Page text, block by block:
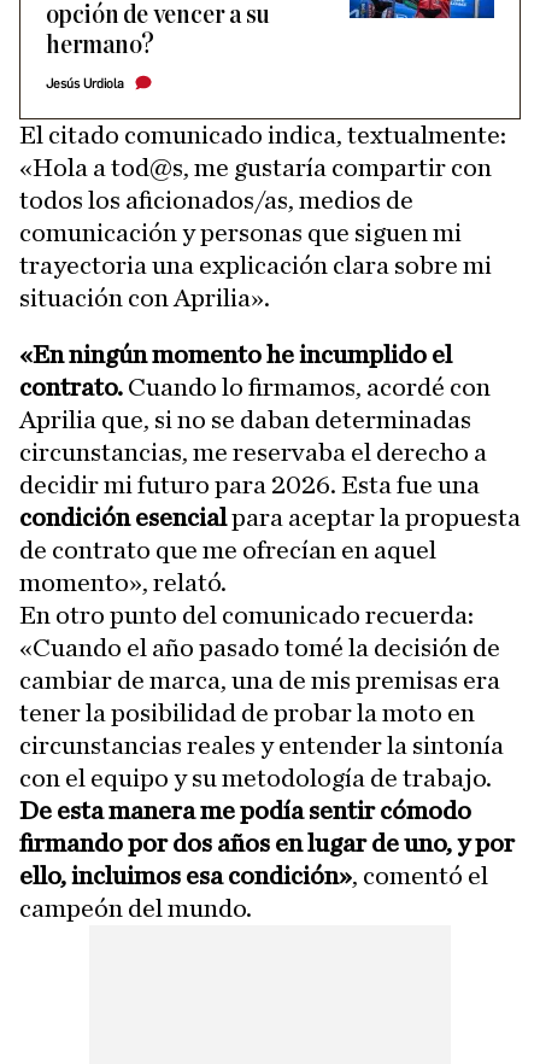
opción de vencer a su
hermano?
Jesús Urdiola
El citado comunicado indica, textualmente:
«Hola a tod@s, me gustaría compartir con
todos los aficionados/as, medios de
comunicación y personas que siguen mi
trayectoria una explicación clara sobre mi
situación con Aprilia».
«En ningún momento he incumplido el
contrato. Cuando lo firmamos, acordé con
Aprilia que, si no se daban determinadas
circunstancias, me reservaba el derecho a
decidir mi futuro para 2026. Esta fue una
condición esencialpara aceptar la propuesta
de contrato que me ofrecían en aquel
momento», relató.
En otro punto del comunicado recuerda:
«Cuando el año pasado tomé la decisión de
cambiar de marca, una de mis premisas era
tener la posibilidad de probar la moto en
circunstancias reales y entender la sintonía
con el equipo y su metodología de trabajo.
De esta manera me podía sentir cómodo
firmando por dos años en lugar de uno, y por
ello, incluimos esa condición», comentó el
campeón del mundo.